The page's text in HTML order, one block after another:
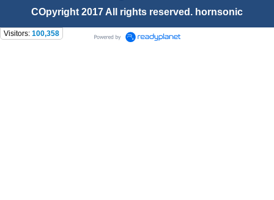
COpyright 2017 All rights reserved. hornsonic
Visitors: 100,358